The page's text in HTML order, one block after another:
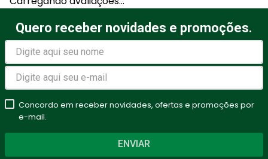
Avalie o produto de 1 a 5
estrelas
★★★★★
Seu nome
Quero receber novidades e promoções.
Concordo em receber novidades, ofertas e promoções por
e-mail.
ENVIAR